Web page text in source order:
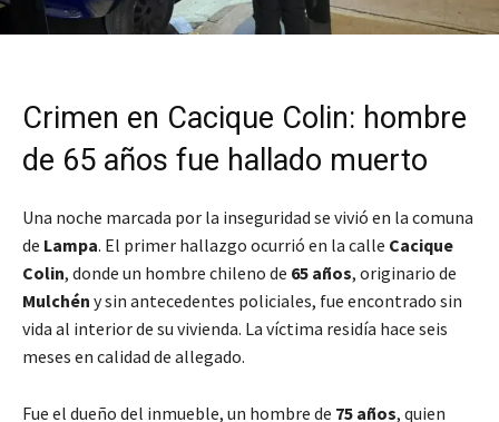
Crimen en Cacique Colin: hombre
de 65 años fue hallado muerto
Una noche marcada por la inseguridad se vivió en la comuna
de Lampa. El primer hallazgo ocurrió en la calle Cacique
Colin, donde un hombre chileno de 65 años, originario de
Mulchén y sin antecedentes policiales, fue encontrado sin
vida al interior de su vivienda. La víctima residía hace seis
meses en calidad de allegado.
Fue el dueño del inmueble, un hombre de 75 años, quien